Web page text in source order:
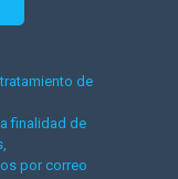
de
finalidad de
por correo